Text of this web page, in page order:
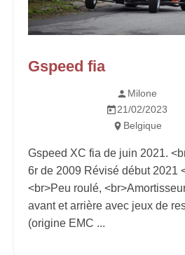
Gspeed fia
Milone
21/02/2023
Belgique
Gspeed XC fia de juin 2021.
6r de 2009 Révisé début 2021
<br>Peu roulé,
avant et arrière avec jeux de
(origine EMC ...